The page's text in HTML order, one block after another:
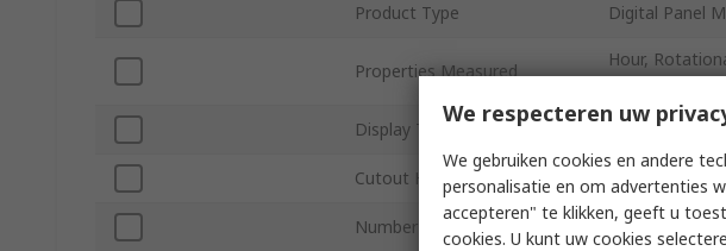
Product Type Digital Panel
Properties Measured
Hour,
AC Voltage
Display Type
Cutout Height 92mm
Number of Digits 4
We respecteren uw
We gebruiken cookies en andere
personalisatie en om advertenties
accepteren" te klikken, geeft u
cookies. U kunt uw cookies